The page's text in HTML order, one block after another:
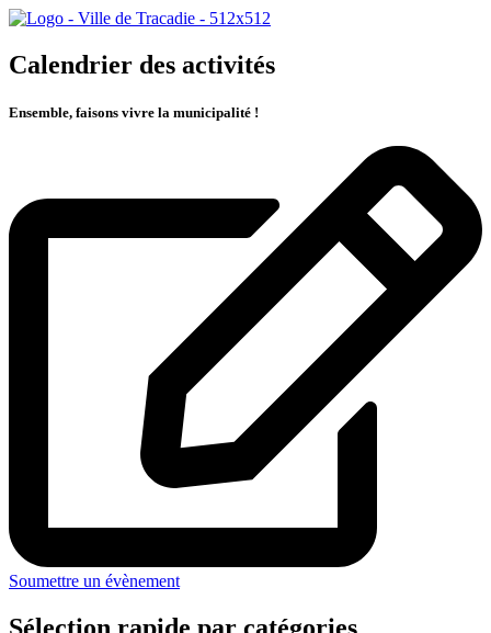
Calendrier des activités
Ensemble, faisons vivre la municipalité !
Soumettre un évènement